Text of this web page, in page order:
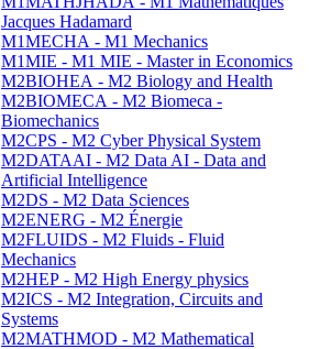
Jacques Hadamard
M1MECHA - M1 Mechanics
M1MIE - M1 MIE - Master in Economics
M2BIOHEA - M2 Biology and Health
M2BIOMECA - M2 Biomeca -
Biomechanics
M2CPS - M2 Cyber Physical System
M2DATAAI - M2 Data AI - Data and
Artificial Intelligence
M2DS - M2 Data Sciences
M2ENERG - M2 Énergie
M2FLUIDS - M2 Fluids - Fluid
Mechanics
M2HEP - M2 High Energy physics
M2ICS - M2 Integration, Circuits and
Systems
M2MATHMOD - M2 Mathematical